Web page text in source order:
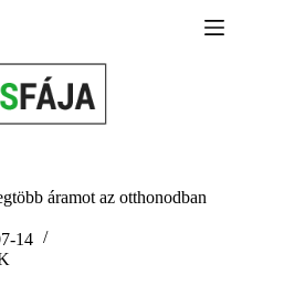
áramot az otthonodban
14